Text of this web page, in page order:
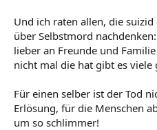
Und ich raten allen, die
über Selbstmord
lieber an Freunde und
nicht mal die hat gibt es
Für einen selber ist der Tod
Erlösung, für die Menschen
um so schlimmer!